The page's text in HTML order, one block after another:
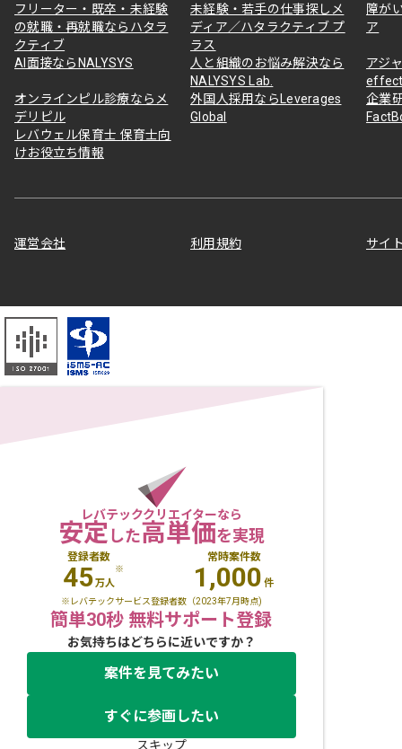
フリーター・既卒・未経験
の就職・再就職ならハタラ
クティブ
未経験・若手の仕事探しメ
ディア／ハタラクティブ プ
ラス
障が
ア
AI面接ならNALYSYS
人と組織のお悩み解決なら
NALYSYS Lab.
アジ
オンラインピル診療ならメ
デリピル
外国人採用ならLeverages
Global
企業
レバウェル保育士 保育士向
けお役立ち情報
運営会社 利用規約 サイ
レバテッククリエイターなら
安定した高単価を実現
登録者数
45万人
※
常時案件数
1,000 件
※レバテックサービス登録者数（2023年7月時点)
簡単30秒 無料サポート登録
お気持ちはどちらに近いですか？
案件を見てみたい
すぐに参画したい
スキップ